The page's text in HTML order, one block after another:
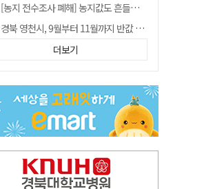
[농지 전수조사 폐해] 농지값도 흔들리나…"도지 막히면 헐값 매물 나올 수도"
경북 영천시, 9월부터 11월까지 반값 여행 혜택 제공
'솔리다임 IPO 추진설' SK하이닉스, 주가 9% 급락
[농지 전수조사 폐해] 실경작농·청년농 부담도 커진다
아쉬운 태클
김주수 전 의성군수 공덕비 결국 철거… 문화재법 위반 원상복구
더보기